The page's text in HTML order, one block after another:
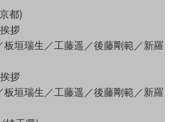
都)
拶
垣瑞生／工藤遥／後藤剛範／新羅
拶
垣瑞生／工藤遥／後藤剛範／新羅